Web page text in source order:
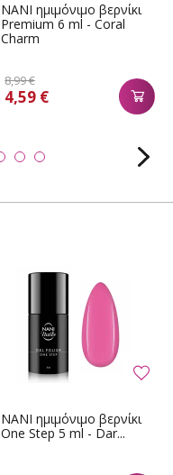
NANI ημιμόνιμο βερνίκι
Premium 6 ml - Coral
Charm
8,99 €
4,59 €
NANI ημιμόνιμο βερνίκι
One Step 5 ml - Dar...